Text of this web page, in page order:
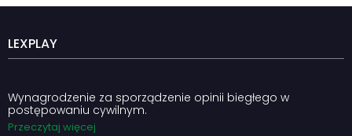
LEXPLAY
Wynagrodzenie za sporządzenie opinii biegłego w
postępowaniu cywilnym.
Przeczytaj więcej